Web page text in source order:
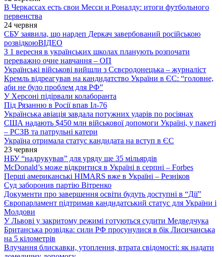
В Черкассах есть свои Месси и Роналду: итоги футбольного
первенства
24 червня
СБУ заявила, що нардеп Деркач завербований російською
розвідкоюВІДЕО
З 1 вересня в українських школах планують розпочати
переважно очне навчання – ОП
Українські військові вийшли з Сєвєродонецька – журналіст
Кремль відреагував на кандидатство України в ЄС: “головне,
аби не було проблем для РФ”
У Херсоні підірвали колаборанта
Під Рязанню в Росії впав Іл-76
Українська авіація завдала потужних ударів по росіянах
США надають $450 млн військової допомоги Україні, у пакеті
– РСЗВ та патрульні катери
Україна отримала статус кандидата на вступ в ЄС
23 червня
НБУ “надрукував” для уряду ще 35 мільярдів
McDonald’s може відкритися в Україні в серпні – Forbes
Перші американські HIMARS вже в Україні – Резніков
Суд заборонив партію Вітренко
Документи про завершення освіти будуть доступні в “Дії”
Європарламент підтримав кандидатський статус для України і
Молдови
У Львові у закритому режимі готуються судити Медведчука
Британська розвідка: сили РФ просунулися в бік Лисичанська
на 5 кілометрів
Влучання блискавки, утоплення, втрата свідомості: як надати